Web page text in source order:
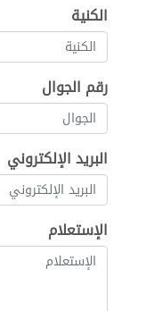
الكنية
رقم الجوال
البريد الإلكتروني
الإستعلام